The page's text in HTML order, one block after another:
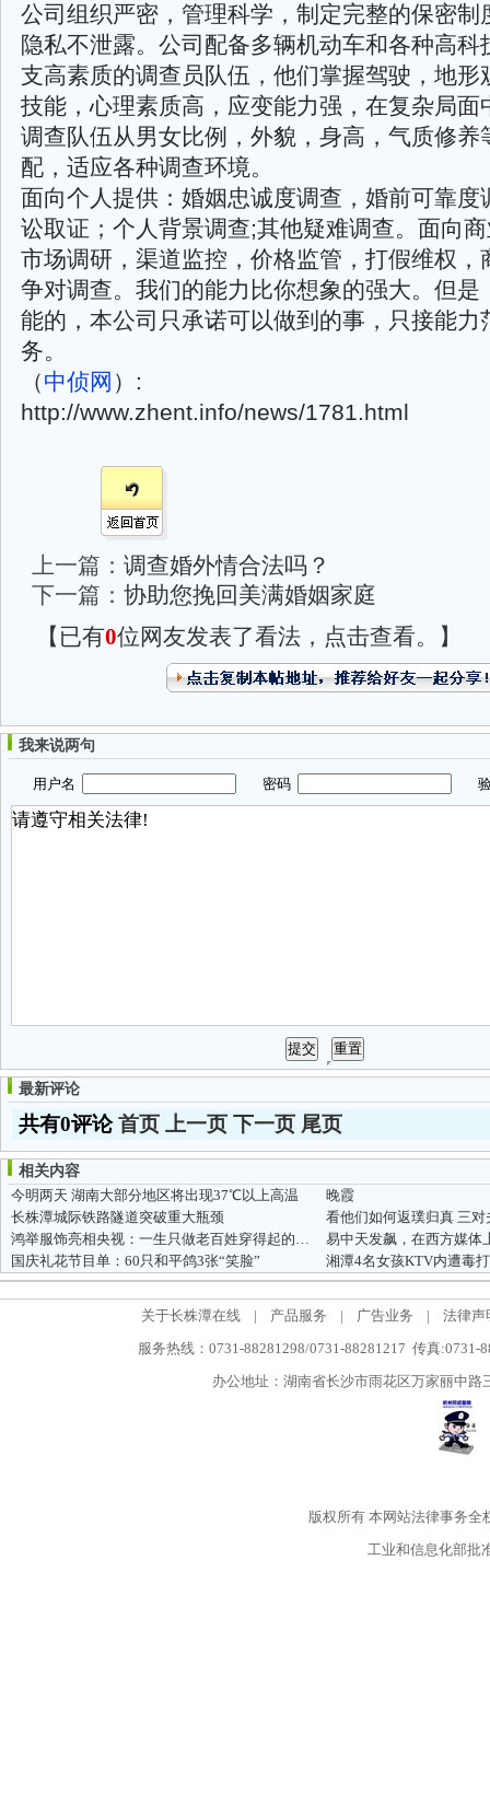
公司组织严密，管理科学，制定完整的保密制
隐私不泄露。公司配备多辆机动车和各种高科
支高素质的调查员队伍，他们掌握驾驶，地形
技能，心理素质高，应变能力强，在复杂局面
调查队伍从男女比例，外貌，身高，气质修养
配，适应各种调查环境。
面向个人提供：婚姻忠诚度调查，婚前可靠度
讼取证；个人背景调查;其他疑难调查。面向
市场调研，渠道监控，价格监管，打假维权，
争对调查。我们的能力比你想象的强大。但是
能的，本公司只承诺可以做到的事，只接能力
务。
（中侦网 ）:
http://www.zhent.info/news/1781.html
上一篇： 调查婚外情合法吗？
下一篇： 协助您挽回美满婚姻家庭
【已有0位网友发表了看法，点击查看。】
我来说两句
用户名 密码 验
最新评论
共有0评论首页 上一页 下一页 尾页
相关内容
今明两天 湖南大部分地区将出现37℃以上高温
晚霞
长株潭城际铁路隧道突破重大瓶颈
看他们如何返璞归真 三
鸿举服饰亮相央视：一生只做老百姓穿得起的好衣服
易中天发飙，在西方媒体
国庆礼花节目单：60只和平鸽3张“笑脸”
湘潭4名女孩KTV内遭毒
关于长株潭在线 | 产品服务 | 广告业务 |
法律声
服务热线：0731-88281298/0731-88281217 传真:0731-
办公地址：湖南省长沙市雨花区万家丽中
版权所有本网站法律事务全
工业和信息化部批